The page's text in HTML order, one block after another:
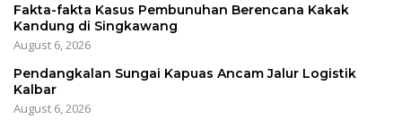
Fakta-fakta Kasus Pembunuhan Berencana Kakak
Kandung di Singkawang
August 6, 2026
Pendangkalan Sungai Kapuas Ancam Jalur Logistik
Kalbar
August 6, 2026